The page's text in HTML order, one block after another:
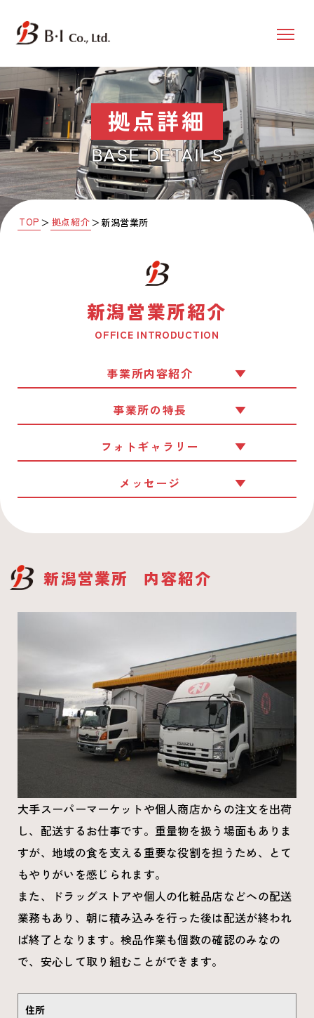
拠点詳細
BASE DETAILS
TOP ＞ 拠点紹介＞新潟営業所
新潟営業所紹介
OFFICE INTRODUCTION
事業所内容紹介
事業所の特長
フォトギャラリー
メッセージ
新潟営業所 内容紹介
大手スーパーマーケットや個人商店からの注文を出荷
し、配送するお仕事です。重量物を扱う場面もありま
すが、地域の食を支える重要な役割を担うため、とて
もやりがいを感じられます。
また、ドラッグストアや個人の化粧品店などへの配送
業務もあり、朝に積み込みを行った後は配送が終われ
ば終了となります。検品作業も個数の確認のみなの
で、安心して取り組むことができます。
住所